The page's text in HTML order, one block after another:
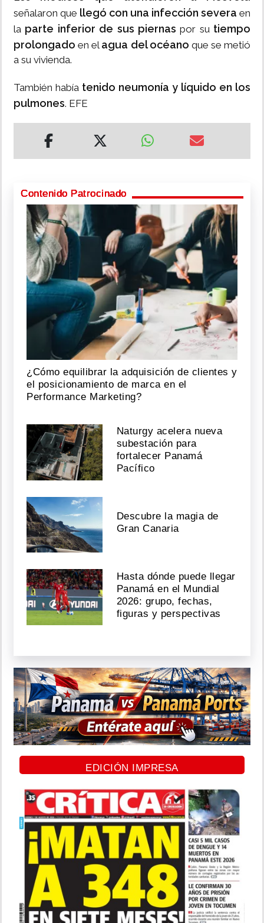
señalaron que llegó con una infección severa en
la parte inferior de sus piernas por su tiempo
prolongado en el agua del océano que se metió
a su vivienda.
También había tenido neumonía y líquido en los
pulmones. EFE
Contenido Patrocinado
¿Cómo equilibrar la adquisición de clientes y
el posicionamiento de marca en el
Performance Marketing?
Naturgy acelera nueva
subestación para
fortalecer Panamá
Pacífico
Descubre la magia de
Gran Canaria
Hasta dónde puede llegar
Panamá en el Mundial
2026: grupo, fechas,
figuras y perspectivas
EDICIÓN IMPRESA